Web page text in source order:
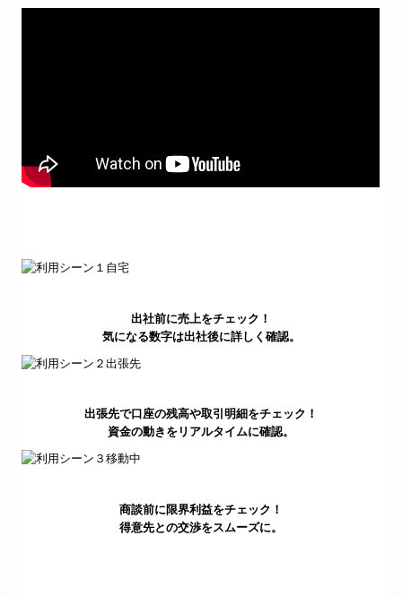
出社前に売上をチェック！
気になる数字は出社後に詳しく確認。
出張先で口座の残高や取引明細をチェック！
資金の動きをリアルタイムに確認。
商談前に限界利益をチェック！
得意先との交渉をスムーズに。